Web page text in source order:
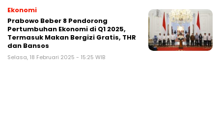
Ekonomi
Prabowo Beber 8 Pendorong
Pertumbuhan Ekonomi di Q1 2025,
Termasuk Makan Bergizi Gratis, THR
dan Bansos
Selasa, 18 Februari 2025 - 15:25 WIB